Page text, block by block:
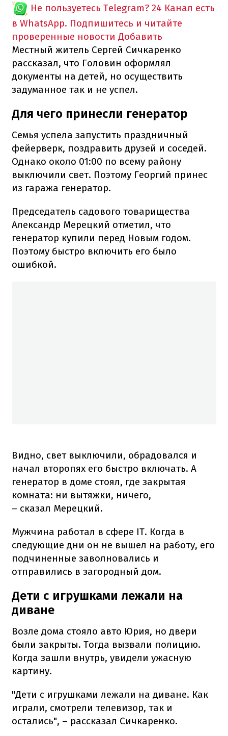
Не пользуетесь Telegram? 24 Канал есть
в WhatsApp. Подпишитесь и читайте
проверенные новости Добавить
Местный житель Сергей Сичкаренко
рассказал, что Головин оформлял
документы на детей, но осуществить
задуманное так и не успел.
Для чего принесли генератор
Семья успела запустить праздничный
фейерверк, поздравить друзей и соседей.
Однако около 01:00 по всему району
выключили свет. Поэтому Георгий принес
из гаража генератор.
Председатель садового товарищества
Александр Мерецкий отметил, что
генератор купили перед Новым годом.
Поэтому быстро включить его было
ошибкой.
Видно, свет выключили, обрадовался и
начал второпях его быстро включать. А
генератор в доме стоял, где закрытая
комната: ни вытяжки, ничего,
– сказал Мерецкий.
Мужчина работал в сфере IT. Когда в
следующие дни он не вышел на работу, его
подчиненные заволновались и
отправились в загородный дом.
Дети с игрушками лежали на
диване
Возле дома стояло авто Юрия, но двери
были закрыты. Тогда вызвали полицию.
Когда зашли внутрь, увидели ужасную
картину.
"Дети с игрушками лежали на диване. Как
играли, смотрели телевизор, так и
остались", – рассказал Сичкаренко.